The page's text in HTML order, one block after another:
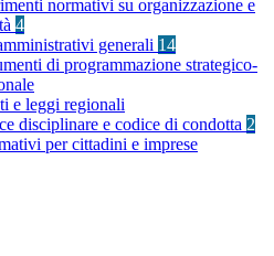
normativi su organizzazione e
4
generali 14
di programmazione strategico-
e leggi regionali
disciplinare e codice di condotta 2
per cittadini e imprese